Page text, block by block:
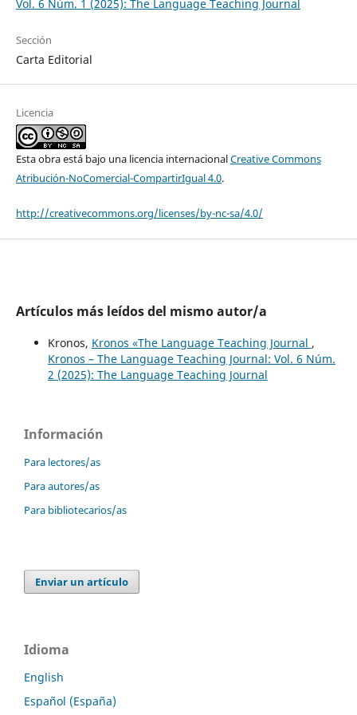
Vol. 6 Núm. 1 (2025): The Language Teaching Journal
Sección
Carta Editorial
Licencia
Esta obra está bajo una licencia internacionalCreative Commons
Atribución-NoComercial-CompartirIgual 4.0.
http://creativecommons.org/licenses/by-nc-sa/4.0/
Artículos más leídos del mismo autor/a
Kronos, Kronos «The Language Teaching Journal ,
Kronos – The Language Teaching Journal: Vol. 6 Núm.
2 (2025): The Language Teaching Journal
Información
Para lectores/as
Para autores/as
Para bibliotecarios/as
Enviar un artículo
Idioma
English
Español (España)